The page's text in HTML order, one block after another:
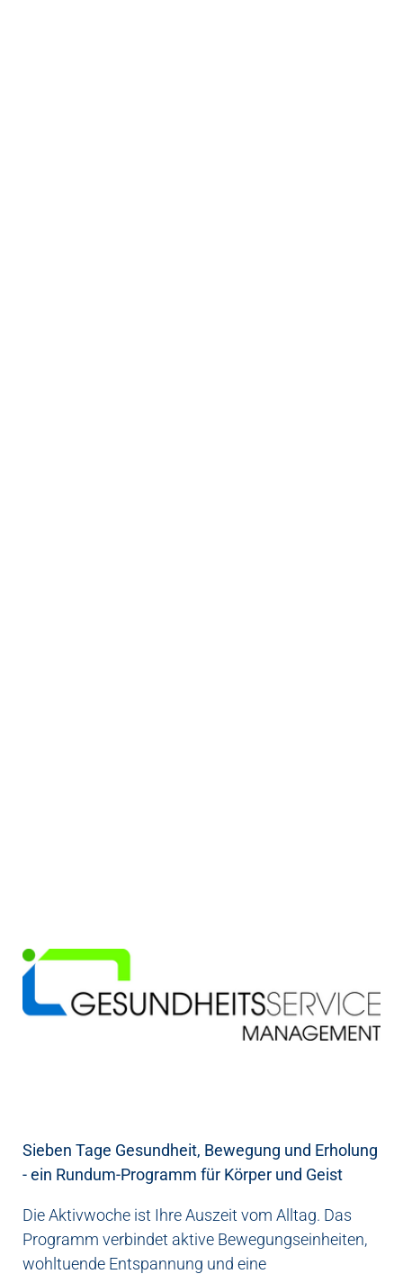
Sieben Tage Gesundheit, Bewegung und Erholung
- ein Rundum-Programm für Körper und Geist
Die Aktivwoche ist Ihre Auszeit vom Alltag. Das
Programm verbindet aktive Bewegungseinheiten,
wohltuende Entspannung und eine